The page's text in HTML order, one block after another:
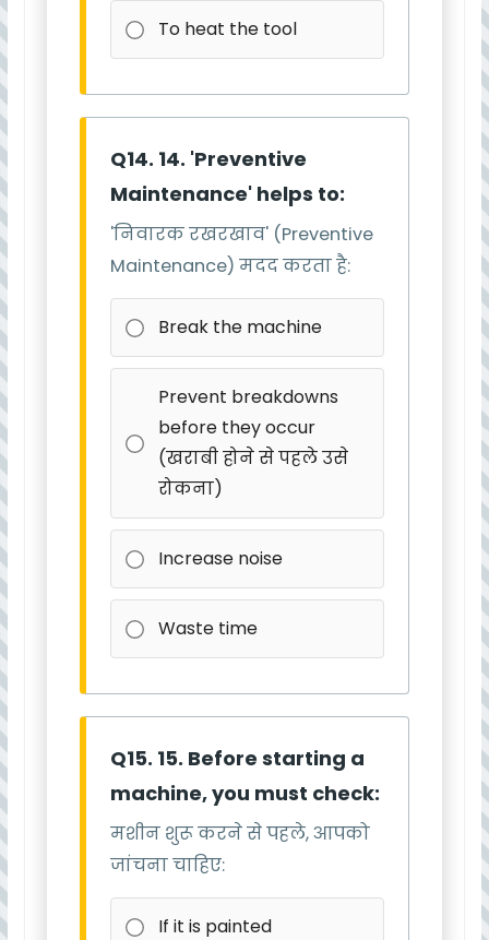
To heat the tool
Q14. 14. 'Preventive
Maintenance' helps to:
'निवारक रखरखाव' (Preventive
Maintenance) मदद करता है:
Break the machine
Prevent breakdowns
before they occur
(खराबी होने से पहले उसे
रोकना)
Increase noise
Waste time
Q15. 15. Before starting a
machine, you must check:
मशीन शुरू करने से पहले, आपको
जांचना चाहिए:
If it is painted